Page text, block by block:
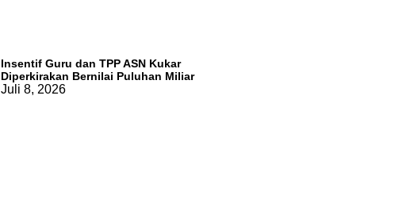
Insentif Guru dan TPP ASN Kukar
Diperkirakan Bernilai Puluhan Miliar
Juli 8, 2026